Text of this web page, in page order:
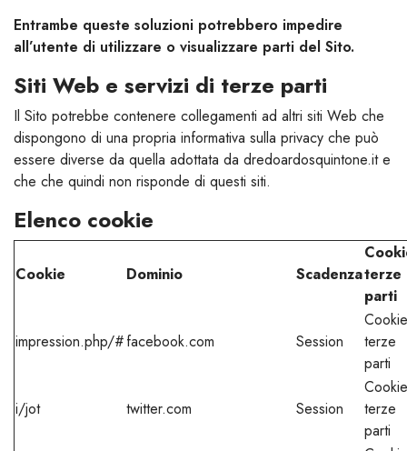
Entrambe queste soluzioni potrebbero impedire
all’utente di utilizzare o visualizzare parti del Sito.
Siti Web e servizi di terze parti
Il Sito potrebbe contenere collegamenti ad altri siti Web che
dispongono di una propria informativa sulla privacy che può
essere diverse da quella adottata da dredoardosquintone.it e
che che quindi non risponde di questi siti.
Elenco cookie
Cookie Dominio Scadenzaterze
parti
impression.php/#facebook.com Session
Cookie
terze
parti
i/jot twitter.com Session
Cookie
terze
parti